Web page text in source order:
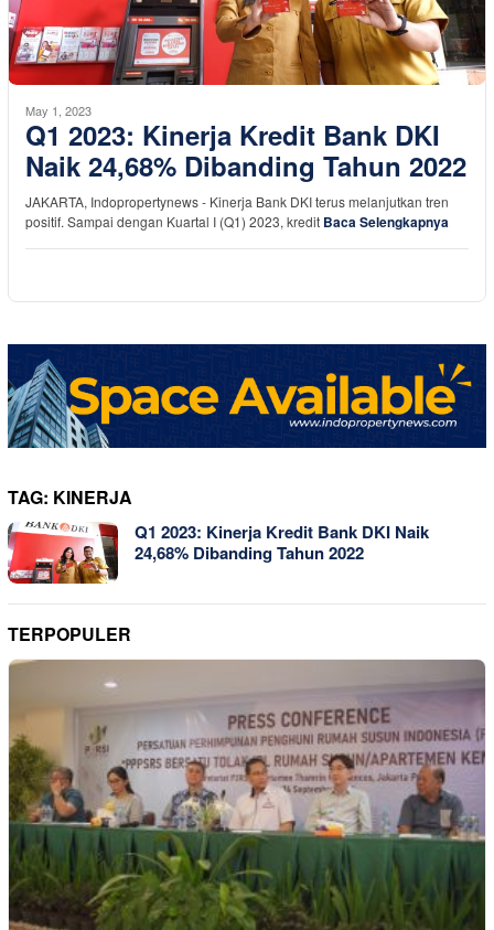
May 1, 2023
Q1 2023: Kinerja Kredit Bank DKI
Naik 24,68% Dibanding Tahun 2022
JAKARTA, Indopropertynews - Kinerja Bank DKI terus melanjutkan tren
positif. Sampai dengan Kuartal I (Q1) 2023, kredit Baca Selengkapnya
TAG: KINERJA
Q1 2023: Kinerja Kredit Bank DKI Naik
24,68% Dibanding Tahun 2022
TERPOPULER